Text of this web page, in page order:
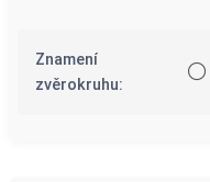
Znamení
zvěrokruhu:
⚪